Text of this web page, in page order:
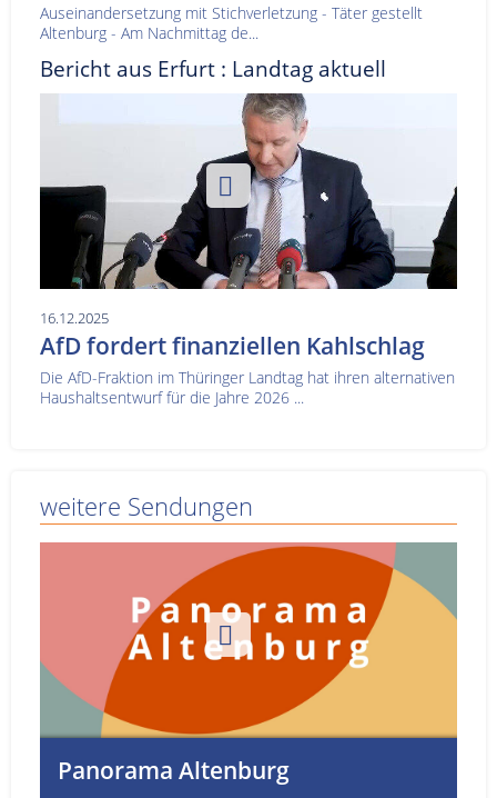
Auseinandersetzung mit Stichverletzung - Täter gestellt
Altenburg - Am Nachmittag de...
Bericht aus Erfurt : Landtag aktuell
16.12.2025
AfD fordert finanziellen Kahlschlag
Die AfD-Fraktion im Thüringer Landtag hat ihren alternativen
Haushaltsentwurf für die Jahre 2026 ...
weitere Sendungen
Panorama Altenburg